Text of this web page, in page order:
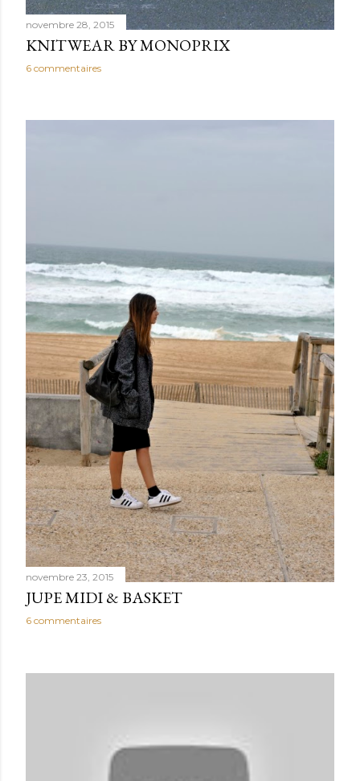
novembre 28, 2015
KNITWEAR BY MONOPRIX
6 commentaires
novembre 23, 2015
JUPE MIDI & BASKET
6 commentaires